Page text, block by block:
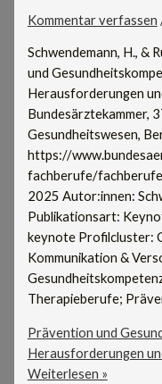
Kommentar verfassen
Schwendemann, H., &
und
Herausforderungen
Bundesärztekammer,
Gesundheitswesen,
https://
fachberufe/
2025 Autor:innen:
Publikationsart:
keynote Profilcluster:
Kommunikation &
Therapieberufe;
Prävention und
Herausforderungen
Weiterlesen »